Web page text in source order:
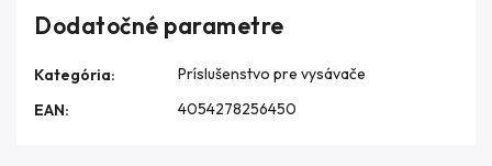
Dodatočné parametre
Kategória:
Príslušenstvo pre vysávače
EAN: 4054278256450